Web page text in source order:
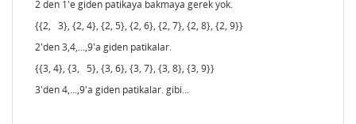
2 den 1'e giden patikaya bakmaya gerek yok.
{{2, 3}, {2, 4}, {2, 5}, {2, 6}, {2, 7}, {2, 8}, {2, 9}}
2'den 3,4,...,9'a giden patikalar.
{{3, 4}, {3, 5}, {3, 6}, {3, 7}, {3, 8}, {3, 9}}
3'den 4,...,9'a giden patikalar. gibi...